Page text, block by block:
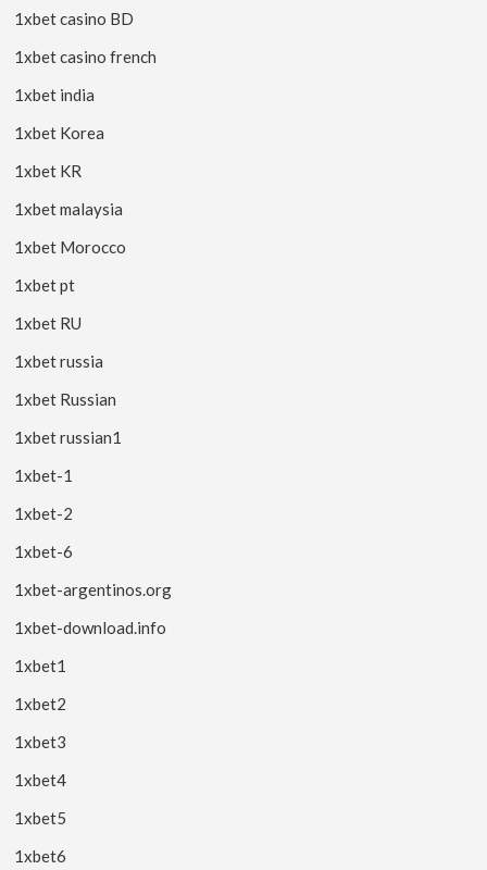
1xbet casino BD
1xbet casino french
1xbet india
1xbet Korea
1xbet KR
1xbet malaysia
1xbet Morocco
1xbet pt
1xbet RU
1xbet russia
1xbet Russian
1xbet russian1
1xbet-1
1xbet-2
1xbet-6
1xbet-argentinos.org
1xbet-download.info
1xbet1
1xbet2
1xbet3
1xbet4
1xbet5
1xbet6